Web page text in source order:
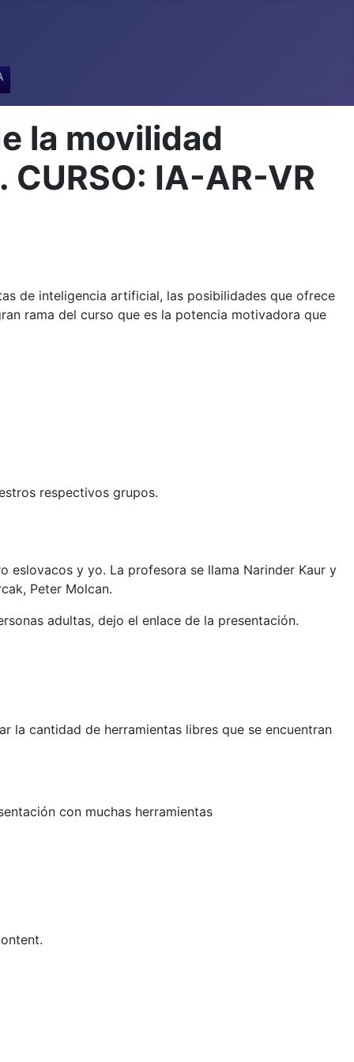
la movilidad
IA-AR-VR
de inteligencia artificial, las posibilidades que ofrece
rama del curso que es la potencia motivadora que
respectivos grupos.
eslovacos y yo. La profesora se llama Narinder Kaur y
Peter Molcan.
adultas, dejo el enlace de la presentación.
la cantidad de herramientas libres que se encuentran
con muchas herramientas